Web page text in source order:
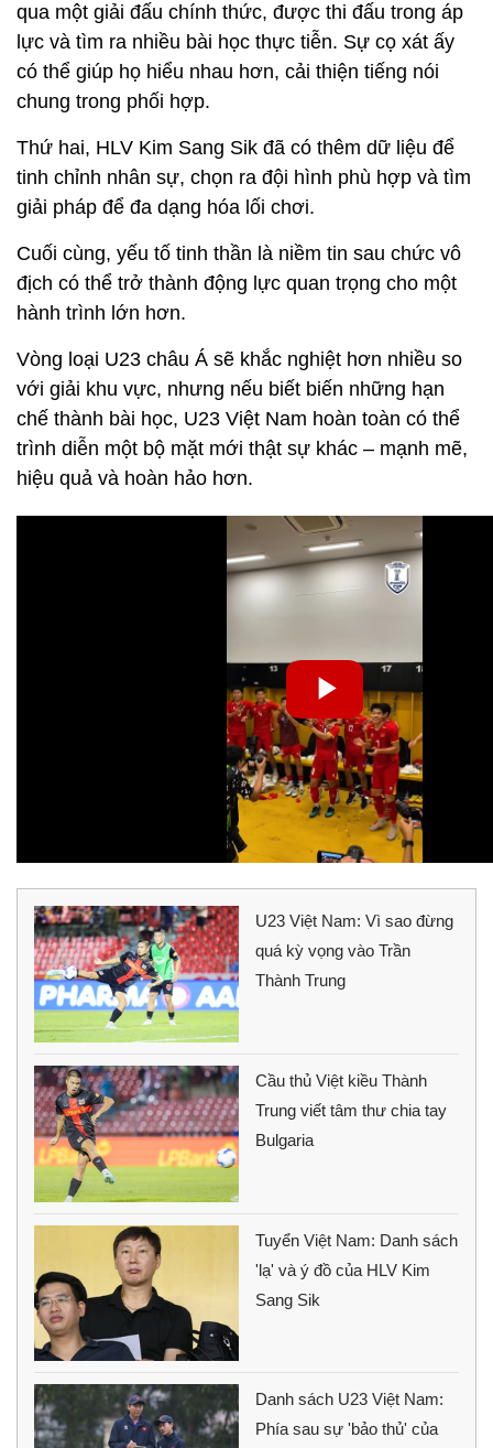
qua một giải đấu chính thức, được thi đấu trong áp
lực và tìm ra nhiều bài học thực tiễn. Sự cọ xát ấy
có thể giúp họ hiểu nhau hơn, cải thiện tiếng nói
chung trong phối hợp.
Thứ hai, HLV Kim Sang Sik đã có thêm dữ liệu để
tinh chỉnh nhân sự, chọn ra đội hình phù hợp và tìm
giải pháp để đa dạng hóa lối chơi.
Cuối cùng, yếu tố tinh thần là niềm tin sau chức vô
địch có thể trở thành động lực quan trọng cho một
hành trình lớn hơn.
Vòng loại U23 châu Á sẽ khắc nghiệt hơn nhiều so
với giải khu vực, nhưng nếu biết biến những hạn
chế thành bài học, U23 Việt Nam hoàn toàn có thể
trình diễn một bộ mặt mới thật sự khác – mạnh mẽ,
hiệu quả và hoàn hảo hơn.
U23 Việt Nam: Vì sao đừng
quá kỳ vọng vào Trần
Thành Trung
Cầu thủ Việt kiều Thành
Trung viết tâm thư chia tay
Bulgaria
Tuyển Việt Nam: Danh sách
'lạ' và ý đồ của HLV Kim
Sang Sik
Danh sách U23 Việt Nam:
Phía sau sự 'bảo thủ' của